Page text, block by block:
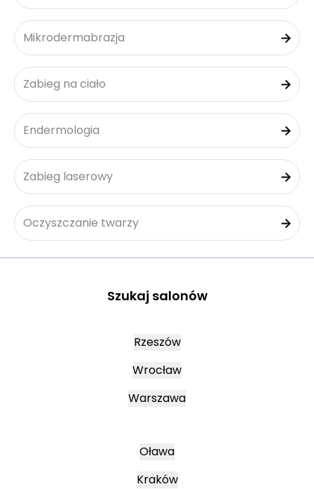
Mikrodermabrazja
Zabieg na ciało
Endermologia
Zabieg laserowy
Oczyszczanie twarzy
Szukaj salonów
Rzeszów
Wrocław
Warszawa
Oława
Kraków